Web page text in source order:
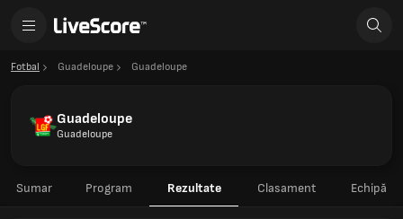
Fotbal Guadeloupe Guadeloupe
Guadeloupe
Guadeloupe
Sumar Program Rezultate Clasament Echipă